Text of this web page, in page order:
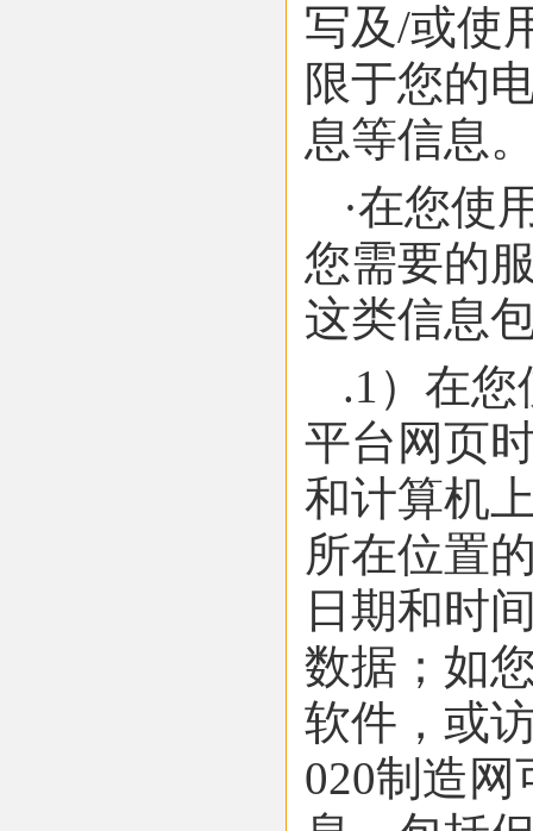
写及/或使
限于您的
息等信息
·在您使
您需要的
这类信息
.1）在
平台网页
和计算机
所在位置
日期和时
数据；如
软件，或
020制造